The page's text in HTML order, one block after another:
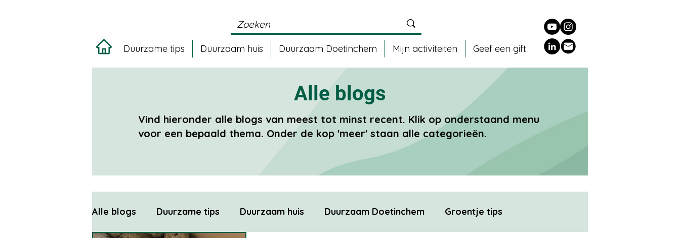
Duurzame tips Duurzaam huis Duurzaam Doetinchem Mijn activiteiten Geef een gift
Alle blogs
Vind hieronder alle blogs van meest tot minst recent. Klik op onderstaand menu
voor een bepaald thema. Onder de kop 'meer' staan alle categorieën.
Alle blogs Duurzame tips Duurzaam huis Duurzaam Doetinchem Groentje tips